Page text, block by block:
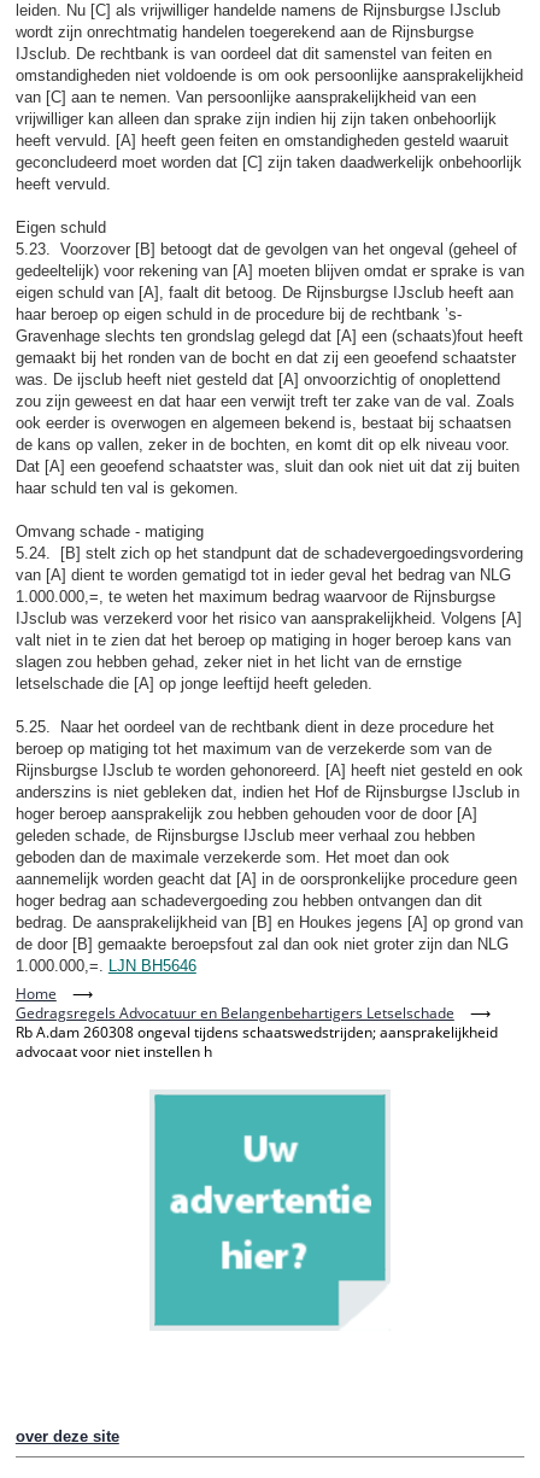
leiden. Nu [C] als vrijwilliger handelde namens de Rijnsburgse IJsclub
wordt zijn onrechtmatig handelen toegerekend aan de Rijnsburgse
IJsclub. De rechtbank is van oordeel dat dit samenstel van feiten en
omstandigheden niet voldoende is om ook persoonlijke aansprakelijkheid
van [C] aan te nemen. Van persoonlijke aansprakelijkheid van een
vrijwilliger kan alleen dan sprake zijn indien hij zijn taken onbehoorlijk
heeft vervuld. [A] heeft geen feiten en omstandigheden gesteld waaruit
geconcludeerd moet worden dat [C] zijn taken daadwerkelijk onbehoorlijk
heeft vervuld.
Eigen schuld
5.23. Voorzover [B] betoogt dat de gevolgen van het ongeval (geheel of
gedeeltelijk) voor rekening van [A] moeten blijven omdat er sprake is van
eigen schuld van [A], faalt dit betoog. De Rijnsburgse IJsclub heeft aan
haar beroep op eigen schuld in de procedure bij de rechtbank ’s-
Gravenhage slechts ten grondslag gelegd dat [A] een (schaats)fout heeft
gemaakt bij het ronden van de bocht en dat zij een geoefend schaatster
was. De ijsclub heeft niet gesteld dat [A] onvoorzichtig of onoplettend
zou zijn geweest en dat haar een verwijt treft ter zake van de val. Zoals
ook eerder is overwogen en algemeen bekend is, bestaat bij schaatsen
de kans op vallen, zeker in de bochten, en komt dit op elk niveau voor.
Dat [A] een geoefend schaatster was, sluit dan ook niet uit dat zij buiten
haar schuld ten val is gekomen.
Omvang schade - matiging
5.24. [B] stelt zich op het standpunt dat de schadevergoedingsvordering
van [A] dient te worden gematigd tot in ieder geval het bedrag van NLG
1.000.000,=, te weten het maximum bedrag waarvoor de Rijnsburgse
IJsclub was verzekerd voor het risico van aansprakelijkheid. Volgens [A]
valt niet in te zien dat het beroep op matiging in hoger beroep kans van
slagen zou hebben gehad, zeker niet in het licht van de ernstige
letselschade die [A] op jonge leeftijd heeft geleden.
5.25. Naar het oordeel van de rechtbank dient in deze procedure het
beroep op matiging tot het maximum van de verzekerde som van de
Rijnsburgse IJsclub te worden gehonoreerd. [A] heeft niet gesteld en ook
anderszins is niet gebleken dat, indien het Hof de Rijnsburgse IJsclub in
hoger beroep aansprakelijk zou hebben gehouden voor de door [A]
geleden schade, de Rijnsburgse IJsclub meer verhaal zou hebben
geboden dan de maximale verzekerde som. Het moet dan ook
aannemelijk worden geacht dat [A] in de oorspronkelijke procedure geen
hoger bedrag aan schadevergoeding zou hebben ontvangen dan dit
bedrag. De aansprakelijkheid van [B] en Houkes jegens [A] op grond van
de door [B] gemaakte beroepsfout zal dan ook niet groter zijn dan NLG
1.000.000,=. LJN BH5646
Home
⟶
Gedragsregels Advocatuur en Belangenbehartigers Letselschade
⟶
Rb A.dam 260308 ongeval tijdens schaatswedstrijden; aansprakelijkheid
advocaat voor niet instellen h
over deze site